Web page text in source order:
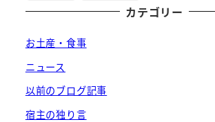
カテゴリー
お土産・食事
ニュース
以前のブログ記事
宿主の独り言